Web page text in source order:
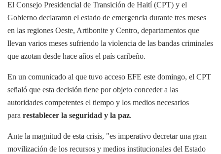
El Consejo Presidencial de Transición de Haití (CPT) y el
Gobierno declararon el estado de emergencia durante tres meses
en las regiones Oeste, Artibonite y Centro, departamentos que
llevan varios meses sufriendo la violencia de las bandas criminales
que azotan desde hace años el país caribeño.
En un comunicado al que tuvo acceso EFE este domingo, el CPT
señaló que esta decisión tiene por objeto conceder a las
autoridades competentes el tiempo y los medios necesarios
para restablecer la seguridad y la paz.
Ante la magnitud de esta crisis, "es imperativo decretar una gran
movilización de los recursos y medios institucionales del Estado